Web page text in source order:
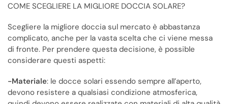
COME SCEGLIERE LA MIGLIORE DOCCIA SOLARE?
Scegliere la migliore doccia sul mercato è abbastanza
complicato, anche per la vasta scelta che ci viene messa
di fronte. Per prendere questa decisione, è possible
considerare questi aspetti:
-Materiale: le docce solari essendo sempre all’aperto,
devono resistere a qualsiasi condizione atmosferica,